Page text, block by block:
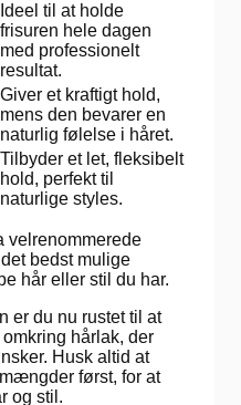
Ideel til at holde
frisuren hele dagen
med professionelt
resultat.
Giver et kraftigt hold,
mens den bevarer en
naturlig følelse i håret.
Tilbyder et let, fleksibelt
hold, perfekt til
naturlige styles.
velrenommerede
bedst mulige
hår eller stil du har.
er du nu rustet til at
hårlak, der
Husk altid at
først, for at
og stil.